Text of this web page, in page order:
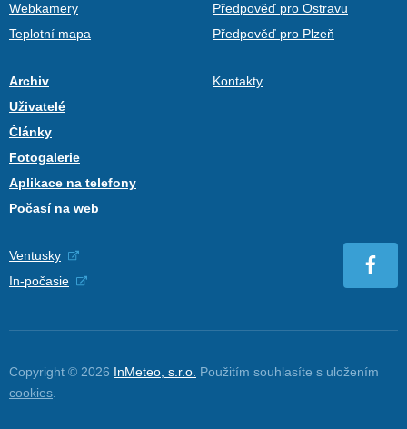
Webkamery
Teplotní mapa
Předpověď pro Ostravu
Předpověď pro Plzeň
Archiv
Uživatelé
Články
Fotogalerie
Aplikace na telefony
Počasí na web
Kontakty
Ventusky
In-počasie
Copyright © 2026 InMeteo, s.r.o. Použitím souhlasíte s uložením
cookies